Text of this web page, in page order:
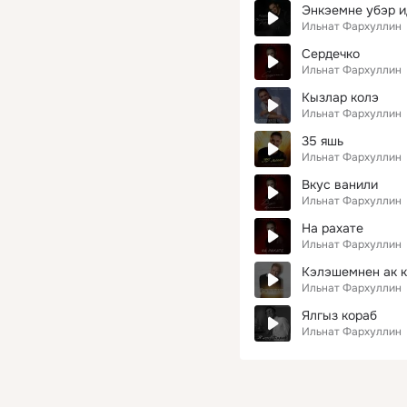
Энкэемне убэр
Ильнат Фархуллин
Сердечко
Ильнат Фархуллин
Кызлар колэ
Ильнат Фархуллин
35 яшь
Ильнат Фархуллин
Вкус ванили
Ильнат Фархуллин
На рахате
Ильнат Фархуллин
Кэлэшемнен ак
Ильнат Фархуллин
Ялгыз кораб
Ильнат Фархуллин